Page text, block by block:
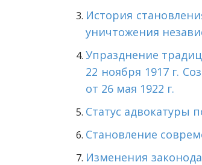
История
уничтожения
Упразднение
22 ноября 1917 г.
от 26 мая 1922 г.
Статус адвокатуры
Становление
Изменения